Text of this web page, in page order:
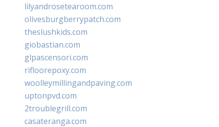
lilyandrosetearoom.com
olivesburgberrypatch.com
theslushkids.com
giobastian.com
glpascensori.com
rifloorepoxy.com
woolleymillingandpaving.com
uptonpvd.com
2troublegrill.com
casateranga.com